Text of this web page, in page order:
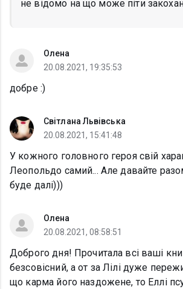
не відомо на що може піти
Олена
20.08.2021, 19:35:53
добре :)
Світлана Львівська
20.08.2021, 15:41:48
У кожного головного героя свій
Леопольдо самий... Але давайте
буде далі)))
Олена
20.08.2021, 08:58:51
Доброго дня! Прочитала всі ваші
безсовісний, а от за Лілі дуже
що карма його наздожене, то Еллі